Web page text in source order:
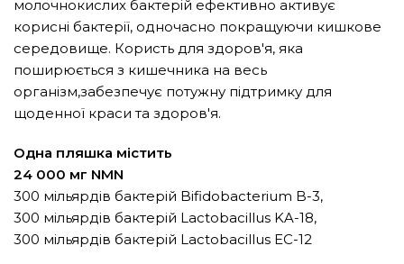
молочнокислих бактерій ефективно активує
корисні бактерії, одночасно покращуючи кишкове
середовище. Користь для здоров'я, яка
поширюється з кишечника на весь
організм,забезпечує потужну підтримку для
щоденної краси та здоров'я.
Одна пляшка містить
24 000 мг NMN
300 мільярдів бактерій Bifidobacterium B-3,
300 мільярдів бактерій Lactobacillus KA-18,
300 мільярдів бактерій Lactobacillus EC-12